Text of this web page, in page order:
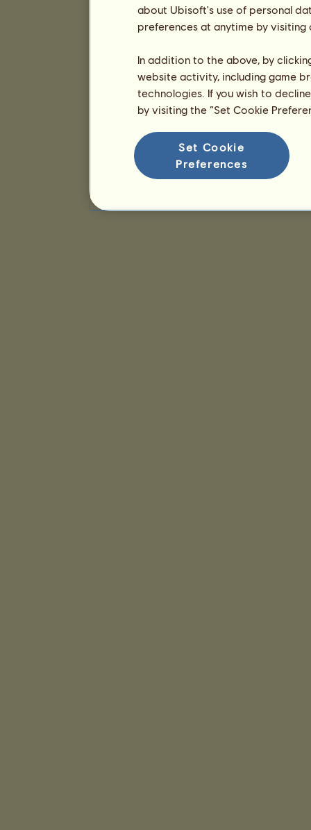
about Ubisoft's use of personal
preferences at anytime by
In addition to the above, by
website activity, including game
technologies. If you wish to
by visiting the “Set Cookie
Set Cookie
Preferences